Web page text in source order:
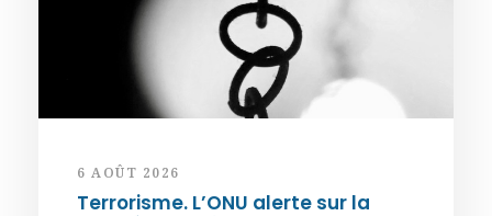
6 AOÛT 2026
Terrorisme. L’ONU alerte sur la